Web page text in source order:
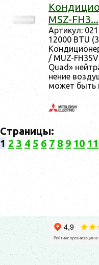
MSZ-FH3...
Ар­ти­кул:
12000 BTU
/ MUZ-
Quad»
нение
мо­жет быть
Страницы:
1 2 3 4 5 6 7 8 9 10 11